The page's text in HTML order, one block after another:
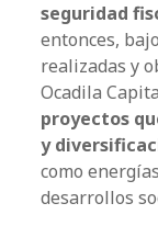
seguridad
entonces,
realizadas y
Ocadila
proyectos
y
como
desarrollos